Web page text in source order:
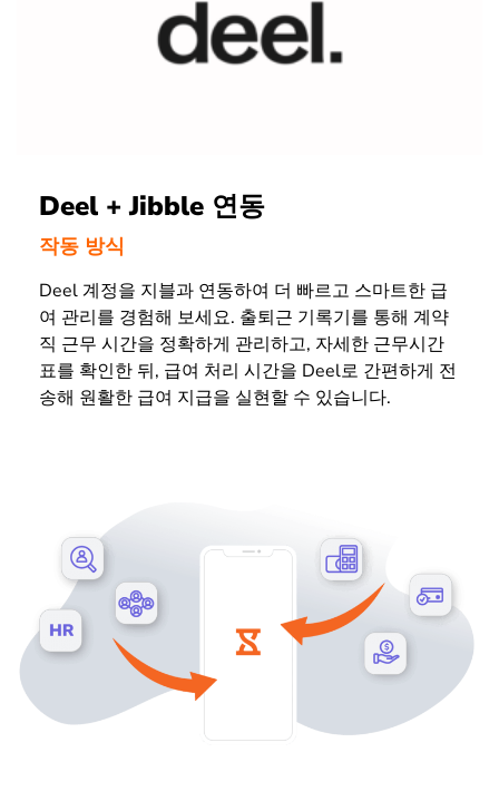
Deel + Jibble 연동
작동 방식
Deel 계정을 지블과 연동하여 더 빠르고 스마트한 급
여 관리를 경험해 보세요. 출퇴근 기록기를 통해 계약
직 근무 시간을 정확하게 관리하고, 자세한 근무시간
표를 확인한 뒤, 급여 처리 시간을 Deel로 간편하게 전
송해 원활한 급여 지급을 실현할 수 있습니다.